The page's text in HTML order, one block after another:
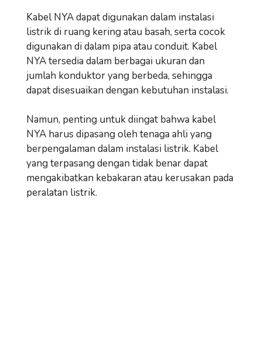
Kabel NYA dapat digunakan dalam instalasi
listrik di ruang kering atau basah, serta cocok
digunakan di dalam pipa atau conduit. Kabel
NYA tersedia dalam berbagai ukuran dan
jumlah konduktor yang berbeda, sehingga
dapat disesuaikan dengan kebutuhan instalasi.
Namun, penting untuk diingat bahwa kabel
NYA harus dipasang oleh tenaga ahli yang
berpengalaman dalam instalasi listrik. Kabel
yang terpasang dengan tidak benar dapat
mengakibatkan kebakaran atau kerusakan pada
peralatan listrik.